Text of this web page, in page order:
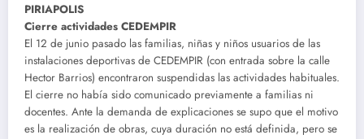
PIRIAPOLIS
Cierre actividades CEDEMPIR
El 12 de junio pasado las familias, niñas y niños usuarios de las
instalaciones deportivas de CEDEMPIR (con entrada sobre la calle
Hector Barrios) encontraron suspendidas las actividades habituales.
El cierre no había sido comunicado previamente a familias ni
docentes. Ante la demanda de explicaciones se supo que el motivo
es la realización de obras, cuya duración no está definida, pero se